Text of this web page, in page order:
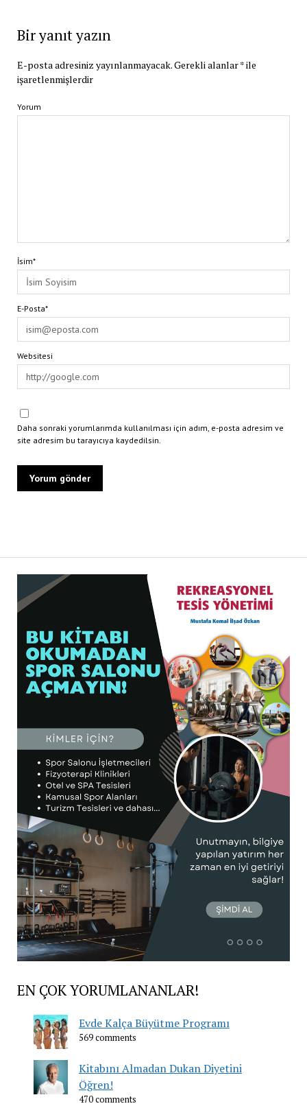
Bir yanıt yazın
E-posta adresiniz yayınlanmayacak.Gerekli alanlar*ile
işaretlenmişlerdir
Yorum
İsim*
E-Posta*
Websitesi
Daha sonraki yorumlarımda kullanılması için adım, e-posta adresim ve
site adresim bu tarayıcıya kaydedilsin.
EN ÇOK YORUMLANANLAR!
Evde Kalça Büyütme Programı
569 comments
Kitabını Almadan Dukan Diyetini
Öğren!
470 comments